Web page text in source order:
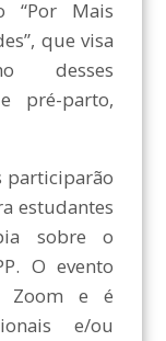
“Por Mais
que visa
desses
pré-parto,
estudantes
sobre o
O evento
Zoom e é
e/ou